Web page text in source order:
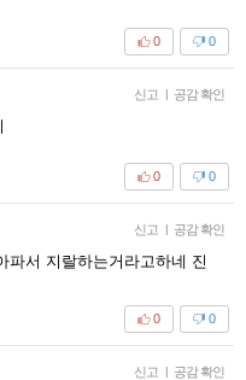
0
0
신고 | 공감 확인
0
0
신고 | 공감 확인
파서 지랄하는거라고하네 진
0
0
신고 | 공감 확인